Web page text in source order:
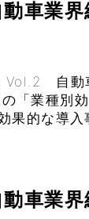
車業
Vol.2 自
「業種別
果的な導
車業